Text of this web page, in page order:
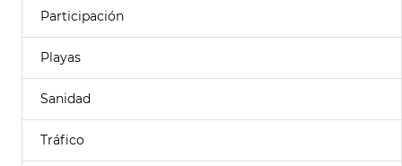
Participación
Playas
Sanidad
Tráfico